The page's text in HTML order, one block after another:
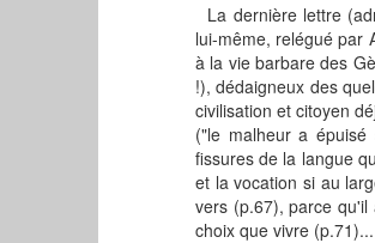
La dernière lettre
lui-même, relégué par
à la vie barbare des
!), dédaigneux des
civilisation et citoyen
("le malheur a
fissures de la langue
et la vocation si au
vers (p.67), parce
choix que vivre